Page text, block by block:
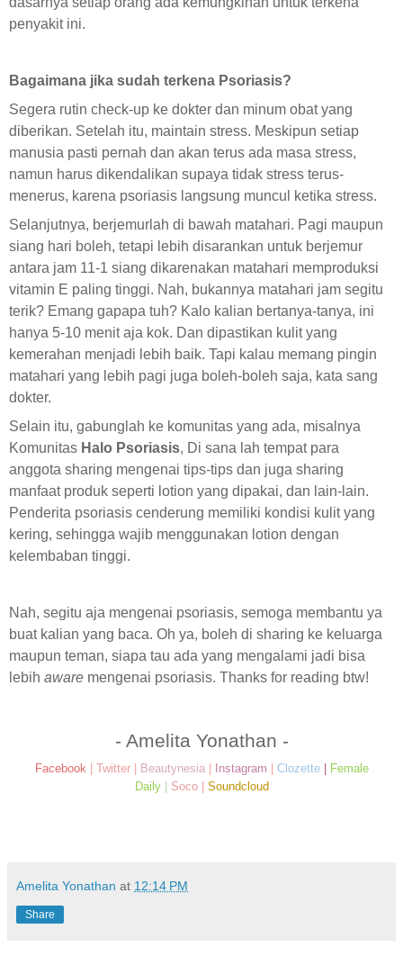
penyakit ini.
Bagaimana jika sudah terkena Psoriasis?
Segera rutin check-up ke dokter dan minum obat yang
diberikan. Setelah itu, maintain stress. Meskipun setiap
manusia pasti pernah dan akan terus ada masa stress,
namun harus dikendalikan supaya tidak stress terus-
menerus, karena psoriasis langsung muncul ketika stress.
Selanjutnya, berjemurlah di bawah matahari. Pagi maupun
siang hari boleh, tetapi lebih disarankan untuk berjemur
antara jam 11-1 siang dikarenakan matahari memproduksi
vitamin E paling tinggi. Nah, bukannya matahari jam segitu
terik? Emang gapapa tuh? Kalo kalian bertanya-tanya, ini
hanya 5-10 menit aja kok. Dan dipastikan kulit yang
kemerahan menjadi lebih baik. Tapi kalau memang pingin
matahari yang lebih pagi juga boleh-boleh saja, kata sang
dokter.
Selain itu, gabunglah ke komunitas yang ada, misalnya
Komunitas Halo Psoriasis, Di sana lah tempat para
anggota sharing mengenai tips-tips dan juga sharing
manfaat produk seperti lotion yang dipakai, dan lain-lain.
Penderita psoriasis cenderung memiliki kondisi kulit yang
kering, sehingga wajib menggunakan lotion dengan
kelembaban tinggi.
Nah, segitu aja mengenai psoriasis, semoga membantu ya
buat kalian yang baca. Oh ya, boleh di sharing ke keluarga
maupun teman, siapa tau ada yang mengalami jadi bisa
lebih aware mengenai psoriasis. Thanks for reading btw!
- Amelita Yonathan -
Facebook| Twitter| Beautynesia| Instagram Clozette|
Female
Daily| Soco Soundcloud
Amelita Yonathan at 12:14 PM
Share